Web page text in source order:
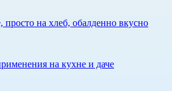
на хлеб, обалденно вкусно
на кухне и даче